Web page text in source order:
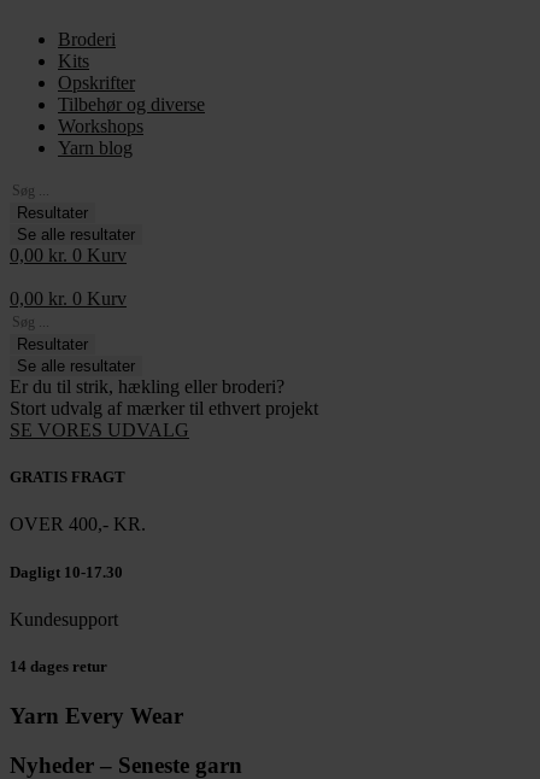
Broderi
Kits
Opskrifter
Tilbehør og diverse
Workshops
Yarn blog
Search
...Resultater
Se alle resultater
0,00 kr. 0 Kurv
0,00 kr. 0 Kurv
Search
...Resultater
Se alle resultater
Er du til strik, hækling eller broderi?
Stort udvalg af mærker til ethvert projekt
SE VORES UDVALG
GRATIS FRAGT
OVER 400,- KR.
Dagligt 10-17.30
Kundesupport
14 dages retur
Yarn Every Wear
Nyheder – Seneste garn